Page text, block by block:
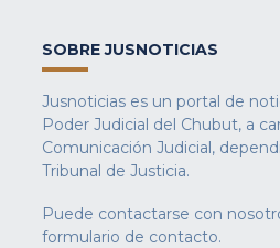
SOBRE JUSNOTICIAS
Jusnoticias es un portal de
Poder Judicial del Chubut, a
Comunicación Judicial,
Tribunal de Justicia.
Puede contactarse con
formulario de contacto.